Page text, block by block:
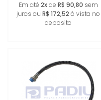
Em até 2xde R$ 90,80 sem
juros ou R$ 172,52 à vista no
deposito